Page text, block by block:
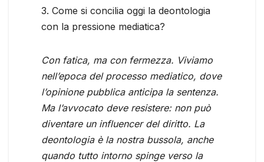
3. Come si concilia oggi la deontologia
con la pressione mediatica?
Con fatica, ma con fermezza. Viviamo
nell’epoca del processo mediatico, dove
l’opinione pubblica anticipa la sentenza.
Ma l’avvocato deve resistere: non può
diventare un influencer del diritto. La
deontologia è la nostra bussola, anche
quando tutto intorno spinge verso la